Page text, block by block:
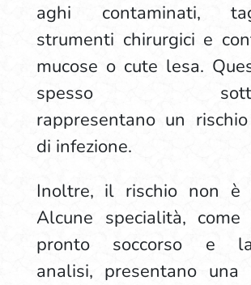
aghi contaminati,
strumenti chirurgici e
mucose o cute lesa.
spesso
rappresentano un
di infezione.
Inoltre, il rischio non è
Alcune specialità, come
pronto soccorso e
analisi, presentano una